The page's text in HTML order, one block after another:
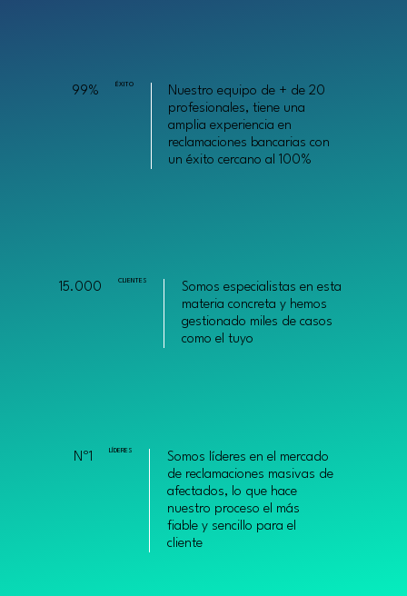
99% ÉXITO
Nuestro equipo de + de 20
profesionales, tiene una
amplia experiencia en
reclamaciones bancarias con
un éxito cercano al 100%
15.000 CLIENTES
Somos especialistas en esta
materia concreta y hemos
gestionado miles de casos
como el tuyo
Nº1 LÍDERES
Somos líderes en el mercado
de reclamaciones masivas de
afectados, lo que hace
nuestro proceso el más
fiable y sencillo para el
cliente